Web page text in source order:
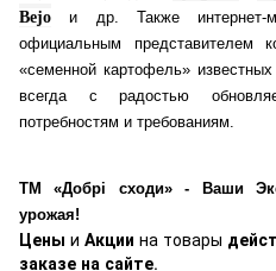
Bejo и др. Также интернет-
официальным представителем
«семенной картофель»
всегда с радостью
потребностям и требованиям.
ТМ «Добрі сходи» - Ваши
урожая!
Цены и Акции на товары
заказе на сайте.